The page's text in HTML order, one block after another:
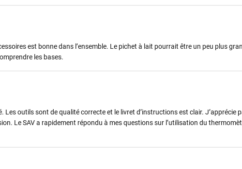
est bonne dans l’ensemble. Le pichet à lait pourrait être un peu plus
les bases.
Les outils sont de qualité correcte et le livret d’instructions est clair. J’apprécie
Le SAV a rapidement répondu à mes questions sur l’utilisation du